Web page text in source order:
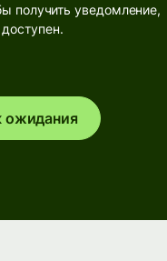
получить уведомление,
ожидания